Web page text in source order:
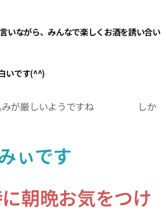
いながら、みんなで楽しくお酒を誘い合い
いです(^^)
みが厳しいようですね🥶🥶🥶 しか
ぃです🥶
朝晩お気をつけ